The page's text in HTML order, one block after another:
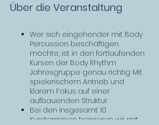
Über die Veranstaltung
Wer sich eingehender mit Body
Percussion beschäftigen
möchte, ist in den fortlaufenden
Kursen der Body Rhythm
Jahresgruppe genau richtig. Mit
spielerischem Antrieb und
klarem Fokus auf einer
aufbauenden Struktur.
Bei den insgesamt 10
Kursterminen trainieren wir mit